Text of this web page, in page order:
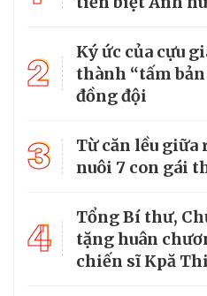
2
Ký ức của cựu
thành “tấm
đồng đội
3
Từ căn lều giữa
nuôi 7 con gái
4
Tổng Bí thư,
tặng huân
chiến sĩ Kpă